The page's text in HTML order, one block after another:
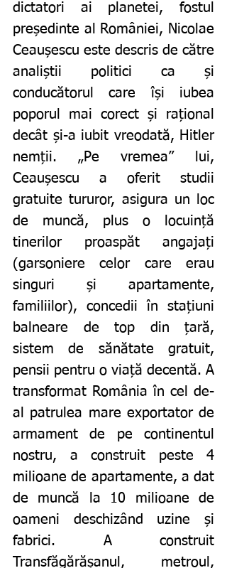
dictatori ai planetei, fostul
președinte al României, Nicolae
Ceaușescu este descris de către
analiștii politici ca și
conducătorul care își iubea
poporul mai corect și rațional
decât și-a iubit vreodată, Hitler
nemții. „Pe vremea” lui,
Ceaușescu a oferit studii
gratuite tururor, asigura un loc
de muncă, plus o locuință
tinerilor proaspăt angajați
(garsoniere celor care erau
singuri și apartamente,
familiilor), concedii în stațiuni
balneare de top din țară,
sistem de sănătate gratuit,
pensii pentru o viață decentă. A
transformat România în cel de-
al patrulea mare exportator de
armament de pe continentul
nostru, a construit peste 4
milioane de apartamente, a dat
de muncă la 10 milioane de
oameni deschizând uzine și
fabrici. A construit
Transfăgărășanul, metroul,